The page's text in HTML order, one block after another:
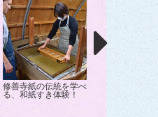
修善寺紙の伝統を学べ
る、和紙すき体験！
イエス！ストロ
でバナナ収穫体
東市｜果物狩り